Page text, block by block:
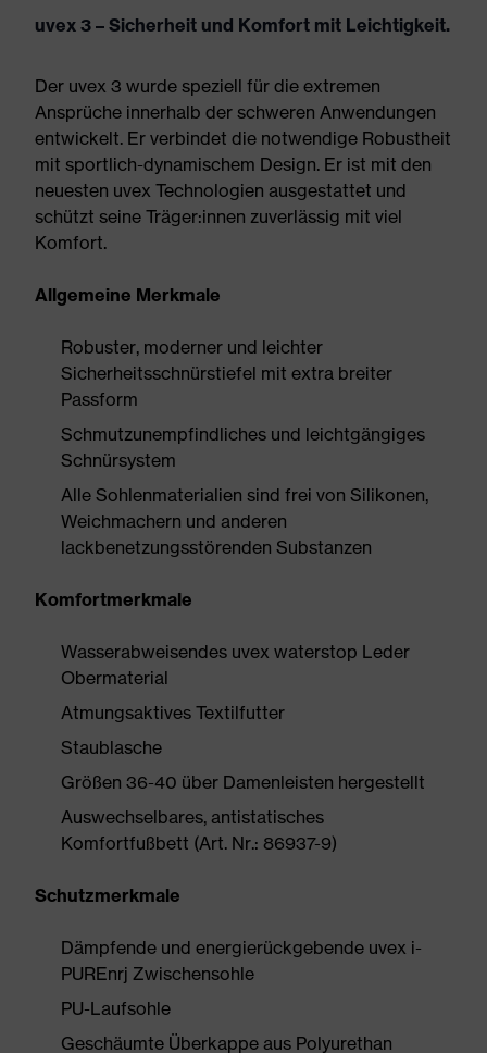
uvex 3 – Sicherheit und Komfort mit Leichtigkeit.
Der uvex 3 wurde speziell für die extremen
Ansprüche innerhalb der schweren Anwendungen
entwickelt. Er verbindet die notwendige Robustheit
mit sportlich-dynamischem Design. Er ist mit den
neuesten uvex Technologien ausgestattet und
schützt seine Träger:innen zuverlässig mit viel
Komfort.
Allgemeine Merkmale
Robuster, moderner und leichter
Sicherheitsschnürstiefel mit extra breiter
Passform
Schmutzunempfindliches und leichtgängiges
Schnürsystem
Alle Sohlenmaterialien sind frei von Silikonen,
Weichmachern und anderen
lackbenetzungsstörenden Substanzen
Komfortmerkmale
Wasserabweisendes uvex waterstop Leder
Obermaterial
Atmungsaktives Textilfutter
Staublasche
Größen 36-40 über Damenleisten hergestellt
Auswechselbares, antistatisches
Komfortfußbett (Art. Nr.: 86937-9)
Schutzmerkmale
Dämpfende und energierückgebende uvex i-
PUREnrj Zwischensohle
PU-Laufsohle
Geschäumte Überkappe aus Polyurethan